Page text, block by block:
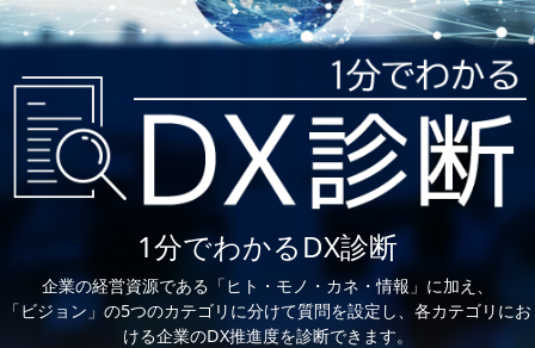
1分でわかるDX診断
企業の経営資源である「ヒト・モノ・カネ・情報」に加え、
「ビジョン」の5つのカテゴリに分けて質問を設定し、各カテゴリにお
ける企業のDX推進度を診断できます。